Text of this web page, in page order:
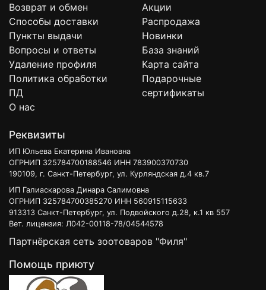
Возврат и обмен
Способы доставки
Пункты выдачи
Вопросы и ответы
Удаление профиля
Политика обработки
ПД
О нас
Акции
Распродажа
Новинки
База знаний
Карта сайта
Подарочные
сертификаты
Реквизиты
ИП Юльева Екатерина Ивановна
ОГРНИП 325784700188546 ИНН 783900370730
190109, г. Санкт-Петербург, ул. Курляндская д.4 кв.7
ИП Галиаскарова Динара Салимовна
ОГРНИП 325784700385270 ИНН 560915115633
913313 Санкт-Петербург, ул. Подвойского д.28, к.1 кв 557
Вет. лицензия: Л042-00118-78/04544578
Партнёрская сеть зоотоваров "Филя"
Помощь приюту